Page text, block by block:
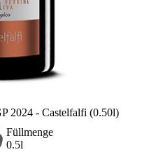
2024 - Castelfalfi (0.50l)
Füllmenge
0.5l